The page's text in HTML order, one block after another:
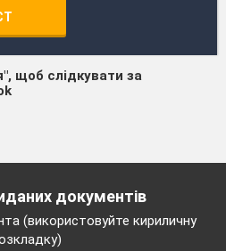
щоб слідкувати за
документів
(використовуйте кириличну